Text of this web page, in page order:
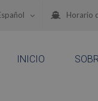
Horario
INICIO